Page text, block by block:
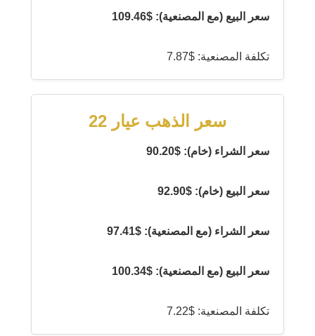
سعر البيع (مع المصنعية): $109.46
تكلفة المصنعية: $7.87
سعر الذهب عيار 22
سعر الشراء (خام): $90.20
سعر البيع (خام): $92.90
سعر الشراء (مع المصنعية): $97.41
سعر البيع (مع المصنعية): $100.34
تكلفة المصنعية: $7.22